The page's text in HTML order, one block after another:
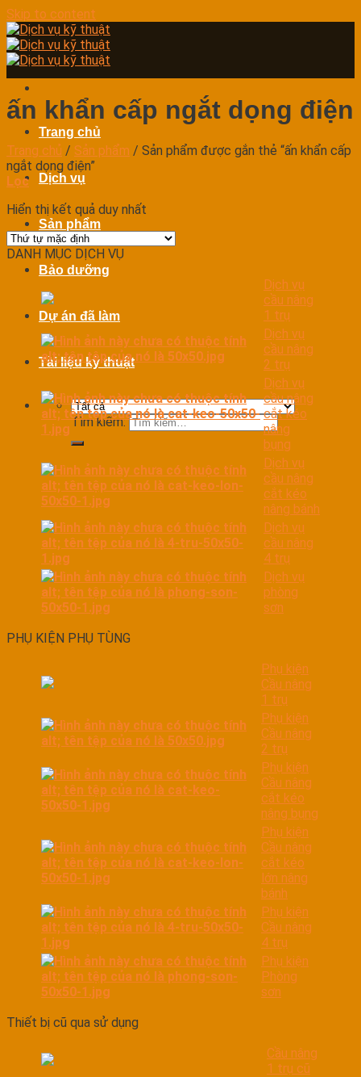
Skip to content
Trang chủ
Dịch vụ
Sản phẩm
Bảo dưỡng
Dự án đã làm
Tài liệu kỹ thuật
Tìm kiếm:
ấn khẩn cấp ngắt dọng điện
Trang chủ / Sản phẩm / Sản phẩm được gắn thẻ “ấn khẩn cấp
ngắt dọng điện”
Lọc
Hiển thị kết quả duy nhất
DANH MỤC DỊCH VỤ
Dịch vụ
cầu nâng
1 trụ
Dịch vụ
cầu nâng
2 trụ
Dịch vụ
cầu nâng
cắt kéo
nâng
bụng
Dịch vụ
cầu nâng
cắt kéo
nâng bánh
Dịch vụ
cầu nâng
4 trụ
Dịch vụ
phòng
sơn
PHỤ KIỆN PHỤ TÙNG
Phụ kiện
Cầu nâng
1 trụ
Phụ kiện
Cầu nâng
2 trụ
Phụ kiện
Cầu nâng
cắt kéo
nâng bụng
Phụ kiện
Cầu nâng
cắt kéo
lớn nâng
bánh
Phụ kiện
Cầu nâng
4 trụ
Phụ kiện
Phòng
sơn
Thiết bị cũ qua sử dụng
Cầu nâng
1 trụ cũ